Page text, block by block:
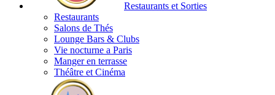
Restaurants et Sorties
Restaurants
Salons de Thés
Lounge Bars & Clubs
Vie nocturne a Paris
Manger en terrasse
Théâtre et Cinéma